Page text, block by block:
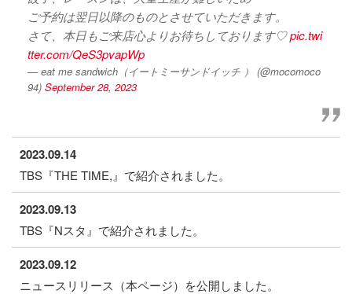
ご予約は翌日以降のものとさせていただきます。
さて、本日もご来店心よりお待ちしております♡pic.twi
tter.com/QeS3pvapWp
— eat me sandwich（イートミーサンドイッチ ） (@mocomoco
94) September 28, 2023
2023.09.14
TBS『THE TIME,』で紹介されました。
2023.09.13
TBS『Nスタ』で紹介されました。
2023.09.12
ニュースリリース（本ページ）を公開しました。